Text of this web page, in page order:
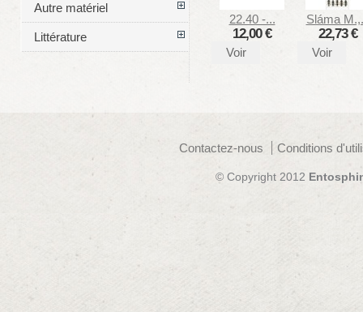
22.40 -...
12,00 €
Voir
Sláma
22,73 €
Voir
Autre matériel
Littérature
Contactez-nous Conditions
© Copyright 2012